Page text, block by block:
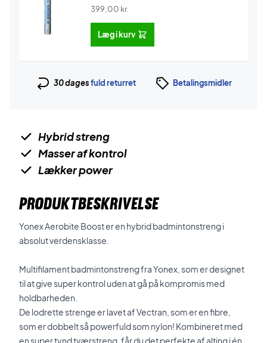
399,00 kr.
Læg i kurv
30 dagesfuld returret Betalingsmidler
Hybrid streng
Masser af kontrol
Lækker power
PRODUKTBESKRIVELSE
Yonex Aerobite Boost er en hybrid badmintonstreng i
absolut verdensklasse.
Multifilament badmintonstreng fra Yonex, som er designet
til at give super kontrol uden at gå på kompromis med
holdbarheden.
De lodrette strenge er lavet af Vectran, som er en fibre,
som er dobbelt så powerfuld som nylon! Kombineret med
en super tynd tværstreng, får du det perfekte af alting i én